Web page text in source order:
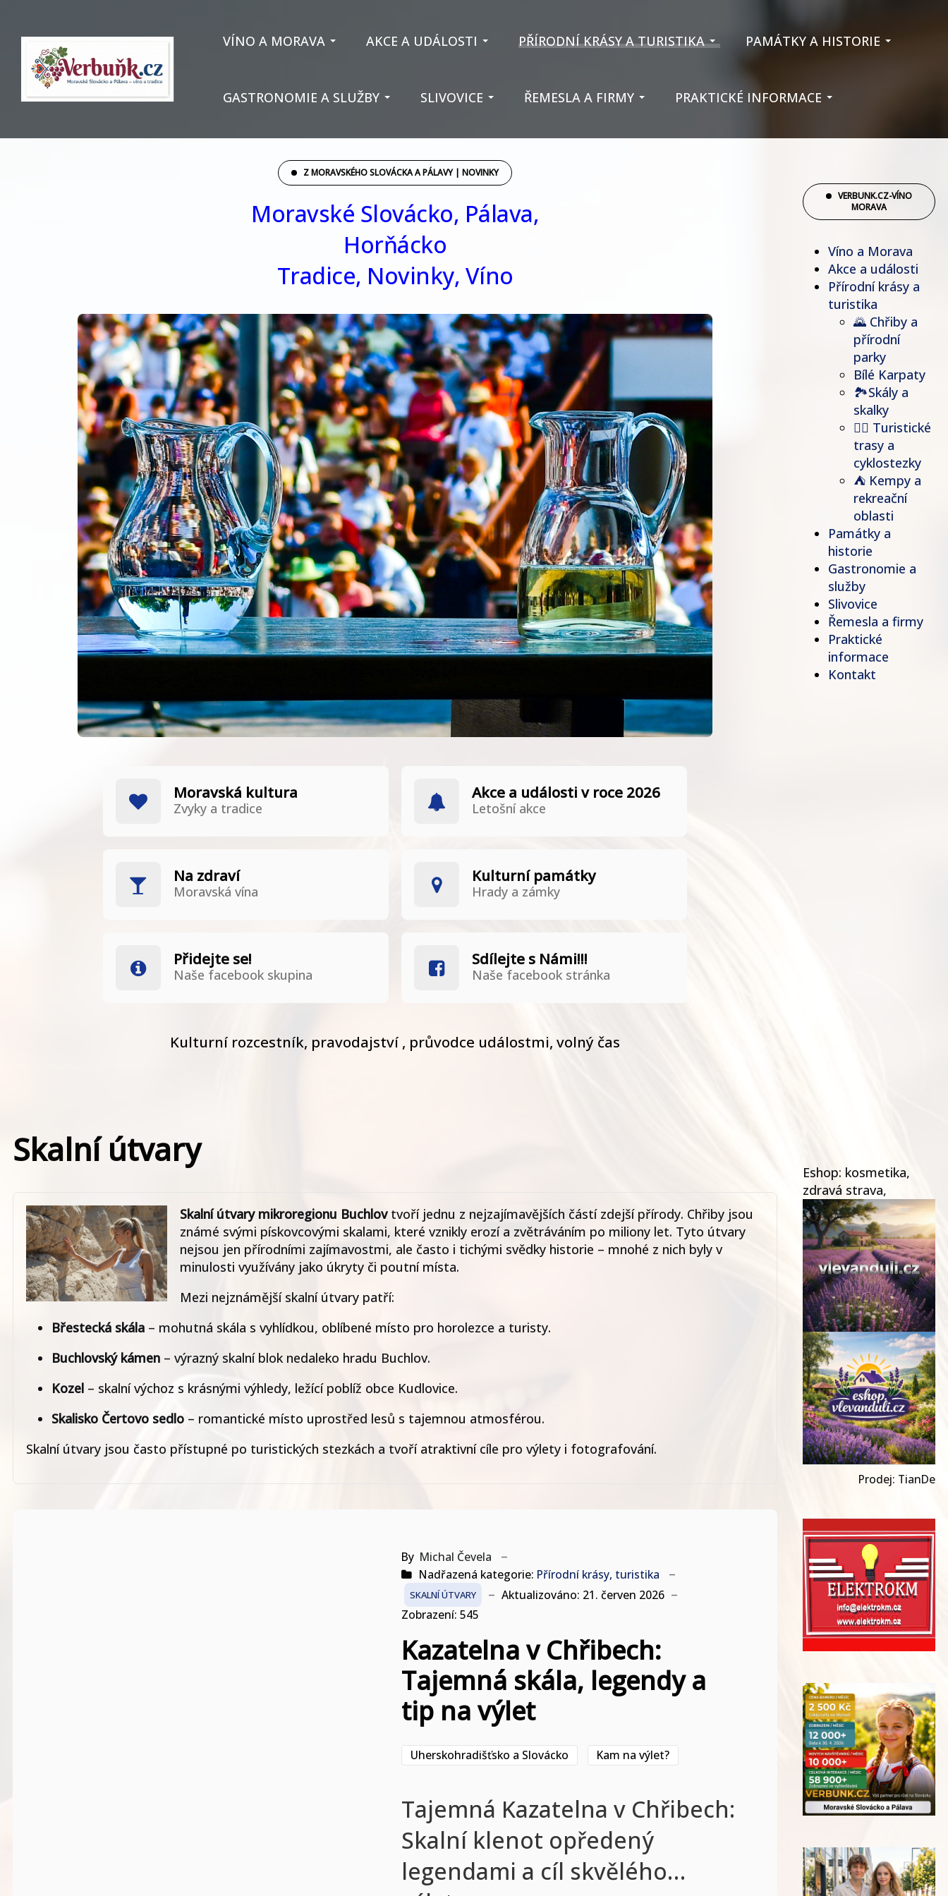
VÍNO A MORAVA AKCE A UDÁLOSTI PŘÍRODNÍ KRÁSY A TURISTIKA PAMÁTKY A HISTORIE
GASTRONOMIE A SLUŽBY SLIVOVICE ŘEMESLA A FIRMY PRAKTICKÉ INFORMACE
Z MORAVSKÉHO SLOVÁCKA A PÁLAVY | NOVINKY
Moravské Slovácko, Pálava,
Horňácko
Tradice, Novinky, Víno
Moravská kultura
Zvyky a tradice
Akce a události v roce 2026
Letošní akce
Na zdraví
Moravská vína
Kulturní památky
Hrady a zámky
Přidejte se!
Naše facebook skupina
Sdílejte s Námi!!!
Naše facebook stránka
Kulturní rozcestník, pravodajství , průvodce událostmi, volný čas
VERBUNK.CZ-VÍNO
MORAVA
Víno a Morava
Akce a události
Přírodní krásy a
turistika
🌄 Chřiby a
přírodní
parky
Bílé Karpaty
🏞Skály a
skalky
🚶‍♂️ Turistické
trasy a
cyklostezky
⛺ Kempy a
rekreační
oblasti
Památky a
historie
Gastronomie a
služby
Slivovice
Řemesla a firmy
Praktické
informace
Kontakt
Skalní útvary
Skalní útvary mikroregionu Buchlovtvoří jednu z nejzajímavějších částí zdejší přírody. Chřiby jsou
známé svými pískovcovými skalami, které vznikly erozí a zvětráváním po miliony let. Tyto útvary
nejsou jen přírodními zajímavostmi, ale často i tichými svědky historie – mnohé z nich byly v
minulosti využívány jako úkryty či poutní místa.
Mezi nejznámější skalní útvary patří:
Břestecká skála – mohutná skála s vyhlídkou, oblíbené místo pro horolezce a turisty.
Buchlovský kámen – výrazný skalní blok nedaleko hradu Buchlov.
Kozel – skalní výchoz s krásnými výhledy, ležící poblíž obce Kudlovice.
Skalisko Čertovo sedlo – romantické místo uprostřed lesů s tajemnou atmosférou.
Skalní útvary jsou často přístupné po turistických stezkách a tvoří atraktivní cíle pro výlety i fotografování.
Kazatelna v Chřibech:
Tajemná skála, legendy a
tip na výlet
By Michal Čevela
Nadřazená kategorie: Přírodní krásy, turistika
SKALNÍ ÚTVARY
Aktualizováno: 21. červen 2026
Zobrazení: 545
Uherskohradišťsko a Slovácko Kam na výlet?
Tajemná Kazatelna v Chřibech:
Skalní klenot opředený
legendami a cíl skvělého
Eshop: kosmetika,
zdravá strava,
Prodej: TianDe